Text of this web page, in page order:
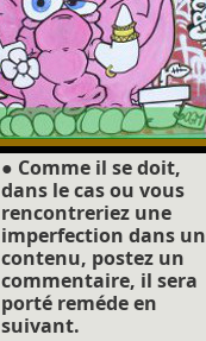
● Comme il se doit,
dans le cas ou vous
rencontreriez une
imperfection dans un
contenu, postez un
commentaire, il sera
porté reméde en
suivant.